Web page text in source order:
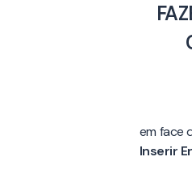
em face
Inserir